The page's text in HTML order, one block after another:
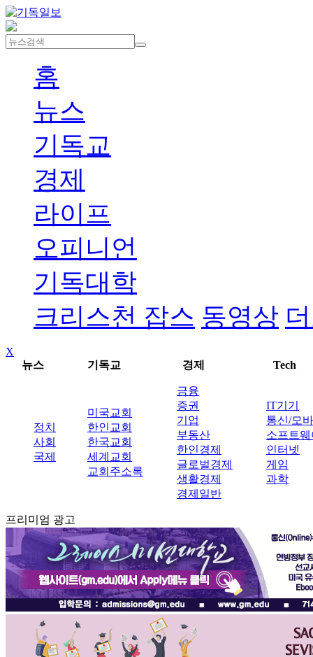
홈
뉴스
기독교
경제
라이프
오피니언
기독대학
크리스천 잡스 동영상
X
뉴스
기독교 경제 Tech
정치
사회
국제
미국교회
한인교회
한국교회
세계교회
교회주소록
금융
증권
기업
부동산
한인경제
글로벌경제
생활경제
경제일반
IT기기
통신/모
소프트웨
인터넷
게임
과학
프리미엄 광고